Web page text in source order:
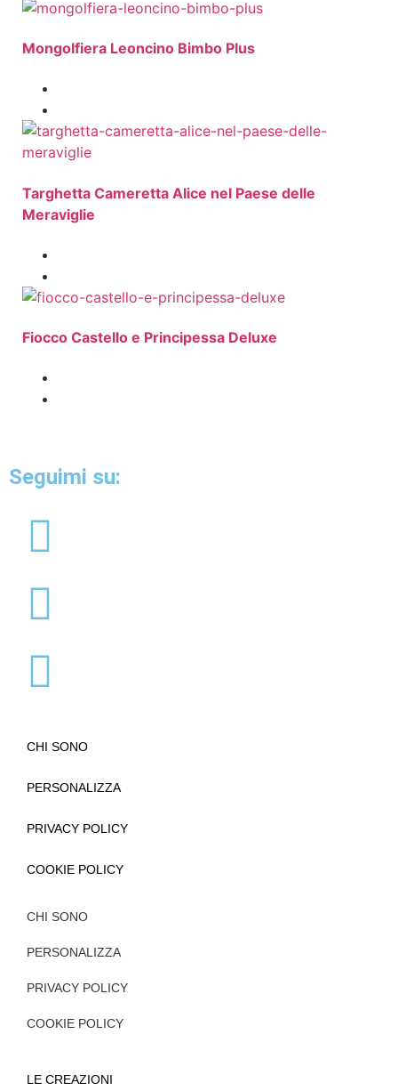
Mongolfiera Leoncino Bimbo Plus
Targhetta Cameretta Alice nel Paese delle
Meraviglie
Fiocco Castello e Principessa Deluxe
Seguimi su:
CHI SONO
PERSONALIZZA
PRIVACY POLICY
COOKIE POLICY
CHI SONO
PERSONALIZZA
PRIVACY POLICY
COOKIE POLICY
LE CREAZIONI